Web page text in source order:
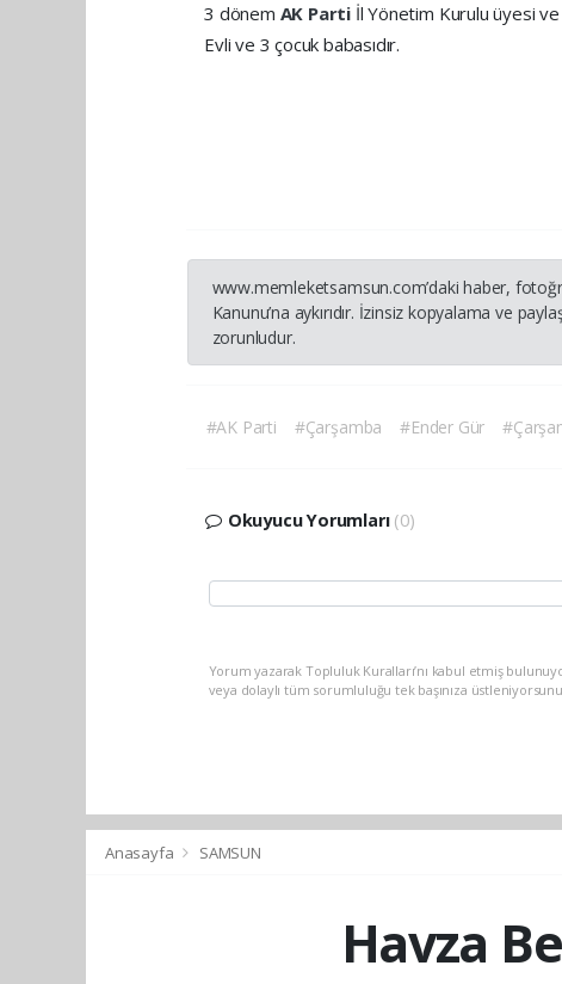
3 dönem AK Parti İl Yönetim Kurulu üyesi
Evli ve 3 çocuk babasıdır.
www.memleketsamsun.com’daki haber,
Kanunu’na aykırıdır. İzinsiz kopyalama ve
zorunludur.
#AK Parti #Çarşamba #Ender Gür
Okuyucu Yorumları (0)
Yorum yazarak Topluluk Kuralları’nı kabul etmiş
veya dolaylı tüm sorumluluğu tek başınıza
Anasayfa SAMSUN
Havza